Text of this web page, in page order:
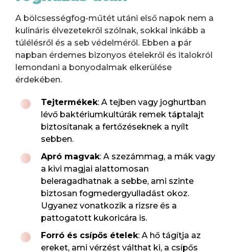
A bölcsességfog-műtét utáni első napok nem a
kulináris élvezetekről szólnak, sokkal inkább a
túlélésről és a seb védelméről. Ebben a pár
napban érdemes bizonyos ételekről és italokról
lemondani a bonyodalmak elkerülése
érdekében.
Tejtermékek: A tejben vagy joghurtban
lévő baktériumkultúrák remek táptalajt
biztosítanak a fertőzéseknek a nyílt
sebben.
Apró magvak: A szezámmag, a mák vagy
a kivi magjai alattomosan
beleragadhatnak a sebbe, ami szinte
biztosan fogmedergyulladást okoz.
Ugyanez vonatkozik a rizsre és a
pattogatott kukoricára is.
Forró és csípős ételek: A hő tágítja az
ereket, ami vérzést válthat ki, a csípős